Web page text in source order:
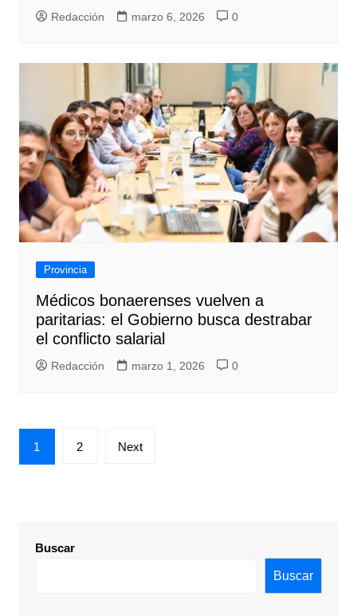
Redacción marzo 6, 2026 0
Provincia
Médicos bonaerenses vuelven a
paritarias: el Gobierno busca destrabar
el conflicto salarial
Redacción marzo 1, 2026 0
Paginación
de
1 2 Next
Buscar
Buscar